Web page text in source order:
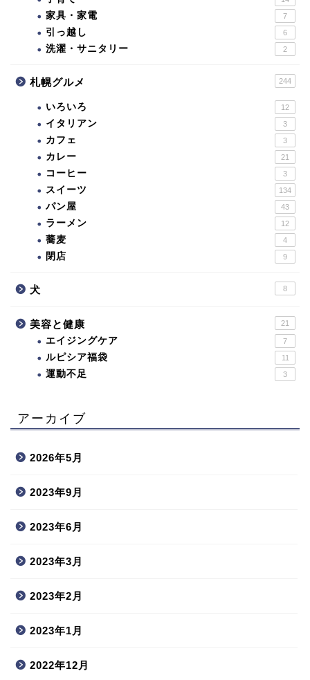
家具・家電 7
引っ越し 6
洗濯・サニタリー 2
札幌グルメ 244
いろいろ 12
イタリアン 3
カフェ 3
カレー 21
コーヒー 3
スイーツ 134
パン屋 43
ラーメン 12
蕎麦 4
閉店 9
犬 8
美容と健康 21
エイジングケア 7
ルピシア福袋 11
運動不足 3
アーカイブ
2026年5月
2023年9月
2023年6月
2023年3月
2023年2月
2023年1月
2022年12月